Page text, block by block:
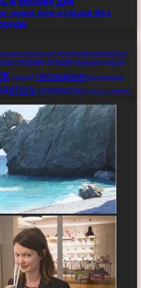
идеи для отдыха без
достопримечательности
лучшие лучших маршрут место
поездки посещение посещению
руководство сделать советы